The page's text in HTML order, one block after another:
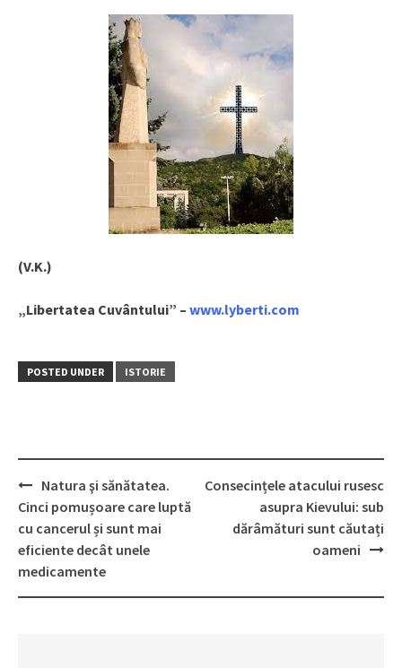
(V.K.)
„Libertatea Cuvântului” – www.lyberti.com
POSTED UNDER ISTORIE
Post
navigation
Natura şi sănătatea.
Cinci pomușoare care luptă
cu cancerul și sunt mai
eficiente decât unele
medicamente
Consecințele atacului rusesc
asupra Kievului: sub
dărâmături sunt căutați
oameni